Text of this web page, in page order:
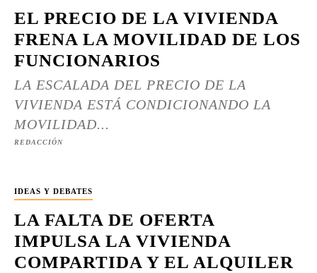
EL PRECIO DE LA VIVIENDA
FRENA LA MOVILIDAD DE LOS
FUNCIONARIOS
LA ESCALADA DEL PRECIO DE LA
VIVIENDA ESTÁ CONDICIONANDO LA
MOVILIDAD...
REDACCIÓN
IDEAS Y DEBATES
LA FALTA DE OFERTA
IMPULSA LA VIVIENDA
COMPARTIDA Y EL ALQUILER